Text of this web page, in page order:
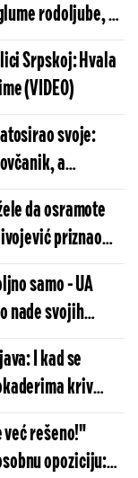
rodoljube, pa
ruše Vučića
Srpskoj: Hvala
(VIDEO)
svoje:
a
dna (VIDEO)
da osramote
priznao
samo - UA
nade svojih
biti jedinstveni
I kad se
kriv
već rešeno!"
opoziciju: